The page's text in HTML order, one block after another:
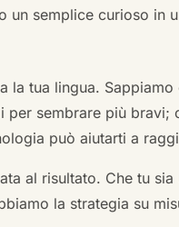
un semplice curioso in
la tua lingua.
sembrare più
può aiutarti a
al risultato. Che tu
la strategia su